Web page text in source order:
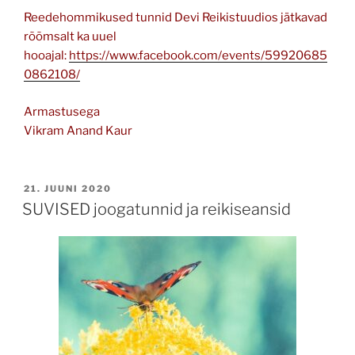
Reedehommikused tunnid Devi Reikistuudios jätkavad
rõõmsalt ka uuel
hooajal: https://www.facebook.com/events/59920685
0862108/
Armastusega
Vikram Anand Kaur
POSTED
ON
21. JUUNI 2020
SUVISED joogatunnid ja reikiseansid